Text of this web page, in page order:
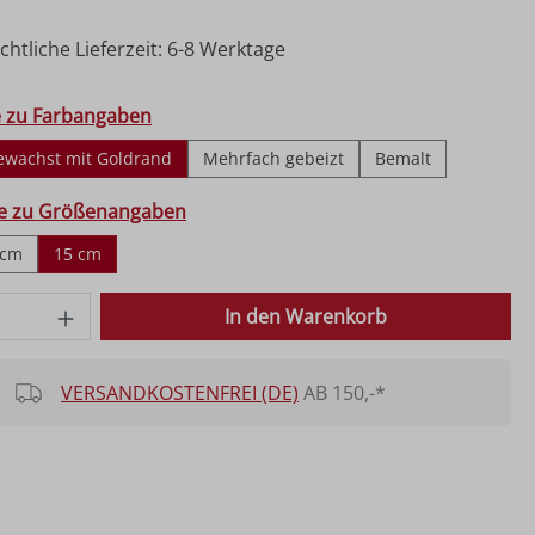
Lieferzeit: 6-8 Werktage
zu Farbangaben
mit Goldrand Mehrfach gebeizt Bemalt
zu Größenangaben
15 cm
Anzahl: Gib den gewünschten Wert
In den Warenkorb
VERSANDKOSTENFREI (DE) AB 150,-*